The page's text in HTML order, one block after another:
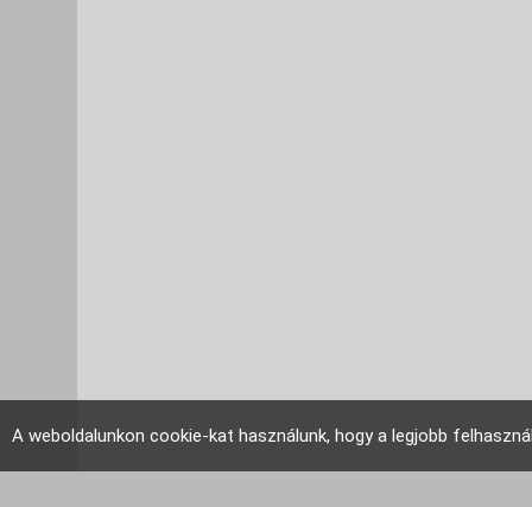
A weboldalunkon cookie-kat használunk, hogy a legjobb